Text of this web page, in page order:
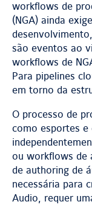
workflows de
(NGA) ainda
são eventos ao
workflows de
Para pipelines
em torno da
O processo de
como esportes
ou workflows de
de authoring de
necessária para
Audio, requer